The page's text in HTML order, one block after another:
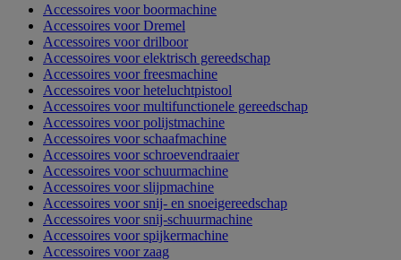
Accessoires voor boormachine
Accessoires voor Dremel
Accessoires voor drilboor
Accessoires voor elektrisch gereedschap
Accessoires voor freesmachine
Accessoires voor heteluchtpistool
Accessoires voor multifunctionele gereedschap
Accessoires voor polijstmachine
Accessoires voor schaafmachine
Accessoires voor schroevendraaier
Accessoires voor schuurmachine
Accessoires voor slijpmachine
Accessoires voor snij- en snoeigereedschap
Accessoires voor snij-schuurmachine
Accessoires voor spijkermachine
Accessoires voor zaag